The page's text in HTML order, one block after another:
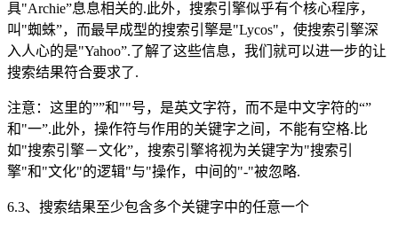
具"Archie”息息相关的.此外，搜索引擎似乎有个核心程序，
叫"蜘蛛”，而最早成型的搜索引擎是"Lycos"，使搜索引擎深
入人心的是"Yahoo”.了解了这些信息，我们就可以进一步的让
搜索结果符合要求了.
注意：这里的””和""号，是英文字符，而不是中文字符的“”
和"一”.此外，操作符与作用的关键字之间，不能有空格.比
如"搜索引擎－文化”，搜索引擎将视为关键字为"搜索引
擎"和"文化"的逻辑"与"操作，中间的"-"被忽略.
6.3、搜索结果至少包含多个关键字中的任意一个